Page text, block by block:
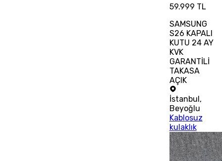
59.999 TL
SAMSUNG
S26 KAPALI
KUTU 24 AY
KVK
GARANTİLİ
TAKASA
AÇIK
İstanbul,
Beyoğlu
Kablosuz
kulaklık